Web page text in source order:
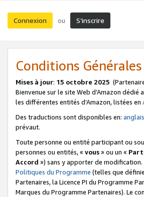
Connexion ou S’inscrire
Conditions
Mises à jour: 15 octobre 2025
Bienvenue sur le site Web d’Amazon dédié
les différentes entités d’Amazon, listées en
Des traductions sont disponibles en: anglais
prévaut.
Toute personne ou entité participant ou
personnes ou entités, « vous» ou un «
Accord ») sans y apporter de
Politiques du Programme (telles que
Partenaires, la Licence PI du Programme
Marques du Programme Partenaires). Le